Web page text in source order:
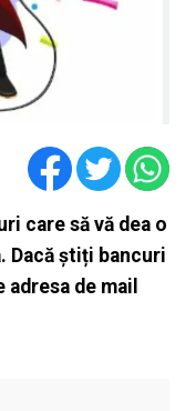
care să vă dea o
Dacă știți bancuri
de mail